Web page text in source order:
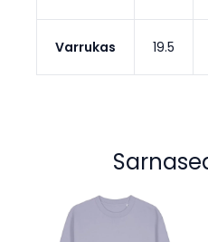
Varrukas 19.5